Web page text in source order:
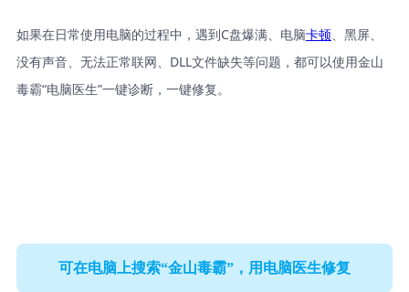
如果在日常使用电脑的过程中，遇到C盘爆满、电脑卡顿、黑屏、
没有声音、无法正常联网、DLL文件缺失等问题，都可以使用金山
毒霸“电脑医生”一键诊断，一键修复。
可在电脑上搜索“金山毒霸”，用电脑医生修复